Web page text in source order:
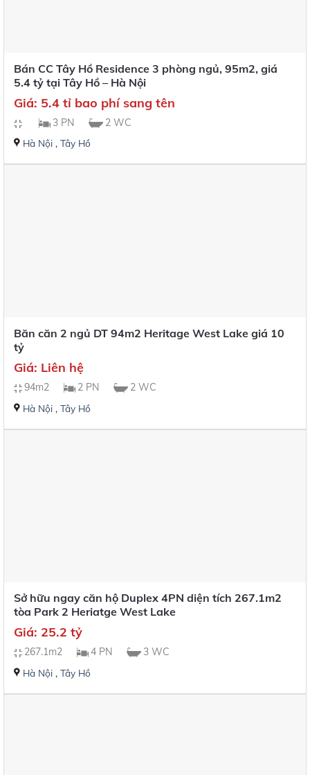
Bán CC Tây Hồ Residence 3 phòng ngủ, 95m2, giá
5.4 tỷ tại Tây Hồ – Hà Nội
Giá: 5.4 tỉ bao phí sang tên
3 PN 2 WC
Hà Nội, Tây Hồ
Băn căn 2 ngủ DT 94m2 Heritage West Lake giá 10
tỷ
Giá: Liên hệ
94m2 2 PN 2 WC
Hà Nội, Tây Hồ
Sở hữu ngay căn hộ Duplex 4PN diện tích 267.1m2
tòa Park 2 Heriatge West Lake
Giá: 25.2 tỷ
267.1m2 4 PN 3 WC
Hà Nội, Tây Hồ